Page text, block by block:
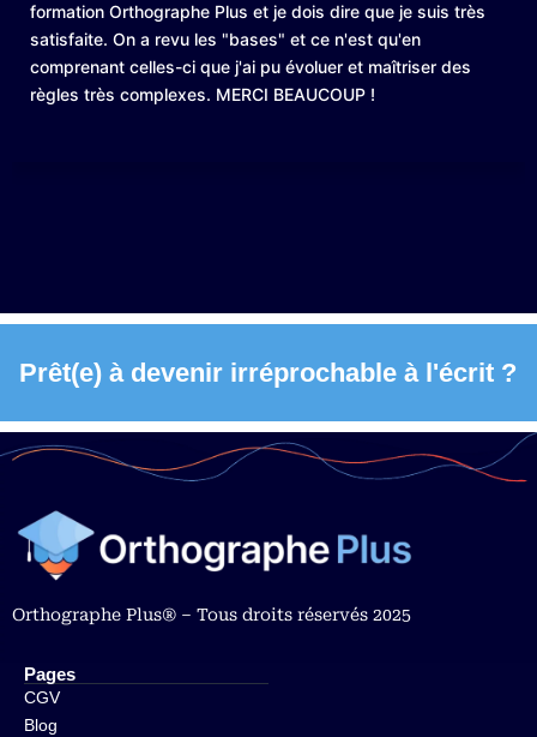
je dois dire que je suis très
et ce n'est qu'en
pu évoluer et maîtriser des
BEAUCOUP !
avoir participé.
Prêt(e) à devenir irréprochable à l'écrit ?
Orthographe Plus® – Tous droits réservés 2025
Pages
CGV
Blog